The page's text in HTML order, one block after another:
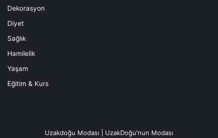
Dekorasyon
Diyet
Sağlık
Hamilelik
Yaşam
Eğitim & Kurs
Uzakdoğu Modası | UzakDoğu'nun Modası